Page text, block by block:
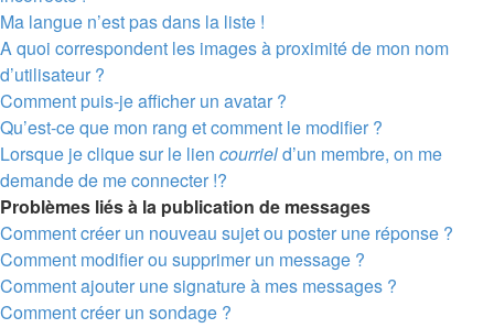
Ma langue n’est pas dans la liste !
A quoi correspondent les images à proximité de mon nom
d’utilisateur ?
Comment puis-je afficher un avatar ?
Qu’est-ce que mon rang et comment le modifier ?
Lorsque je clique sur le lien courrield’un membre, on me
demande de me connecter !?
Problèmes liés à la publication de messages
Comment créer un nouveau sujet ou poster une réponse ?
Comment modifier ou supprimer un message ?
Comment ajouter une signature à mes messages ?
Comment créer un sondage ?